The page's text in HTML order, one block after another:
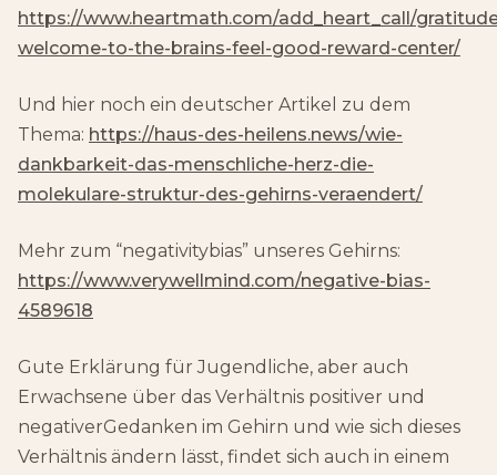
https://www.heartmath.com/add_heart_call/
welcome-to-the-brains-feel-good-reward-center/
Und hier noch ein deutscher Artikel zu dem
Thema: https://haus-des-heilens.news/wie-
dankbarkeit-das-menschliche-herz-die-
molekulare-struktur-des-gehirns-veraendert/
Mehr zum “negativitybias” unseres Gehirns:
https://www.verywellmind.com/negative-bias-
4589618
Gute Erklärung für Jugendliche, aber auch
Erwachsene über das Verhältnis positiver und
negativerGedanken im Gehirn und wie sich dieses
Verhältnis ändern lässt, findet sich auch in einem